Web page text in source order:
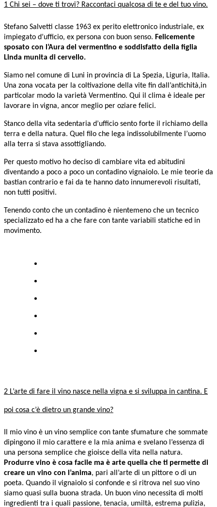
1 Chi sei – dove ti trovi? Raccontaci qualcosa di te e del tuo vino.
Stefano Salvetti classe 1963 ex perito elettronico industriale, ex
impiegato d’ufficio, ex persona con buon senso. Felicemente
sposato con l’Aura del vermentino e soddisfatto della figlia
Linda munita di cervello.
Siamo nel comune di Luni in provincia di La Spezia, Liguria, Italia.
Una zona vocata per la coltivazione della vite fin dall’antichità,in
particolar modo la varietà Vermentino. Qui il clima è ideale per
lavorare in vigna, ancor meglio per oziare felici.
Stanco della vita sedentaria d’ufficio sento forte il richiamo della
terra e della natura. Quel filo che lega indissolubilmente l’uomo
alla terra si stava assottigliando.
Per questo motivo ho deciso di cambiare vita ed abitudini
diventando a poco a poco un contadino vignaiolo. Le mie teorie da
bastian contrario e fai da te hanno dato innumerevoli risultati,
non tutti positivi.
Tenendo conto che un contadino è nientemeno che un tecnico
specializzato ed ha a che fare con tante variabili statiche ed in
movimento.
2 L’arte di fare il vino nasce nella vigna e si sviluppa in cantina. E
poi cosa c’è dietro un grande vino?
Il mio vino è un vino semplice con tante sfumature che sommate
dipingono il mio carattere e la mia anima e svelano l’essenza di
una persona semplice che gioisce della vita nella natura.
Produrre vino è cosa facile ma è arte quella che ti permette di
creare un vino con l’anima, pari all’arte di un pittore o di un
poeta. Quando il vignaiolo si confonde e si ritrova nel suo vino
siamo quasi sulla buona strada. Un buon vino necessita di molti
ingredienti tra i quali passione, tenacia, umiltà, estrema pulizia,